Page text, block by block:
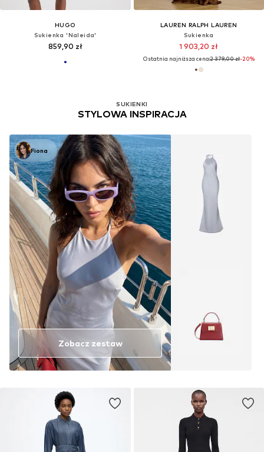
HUGO
Sukienka 'Naleida'
859,90 zł
LAUREN RALPH LAUREN
Sukienka
1 903,20 zł
Ostatnia najniższa cena:2 379,00 zł-20%
SUKIENKI
STYLOWA INSPIRACJA
Fiona
Zobacz zestaw